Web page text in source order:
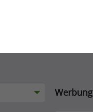
Werbung